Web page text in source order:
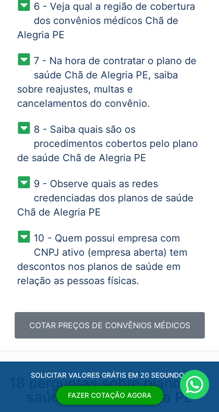
6 - Veja qual a região de cobertura
dos convênios médicos Chã de
Alegria PE
7 - Na hora de contratar o plano de
saúde Chã de Alegria PE, saiba
sobre reajustes, multas e
cancelamentos do convênio.
8 - Saiba quais são os
procedimentos cobertos pelo plano
de saúde Chã de Alegria PE
9 - Observe quais as redes
credenciadas dos planos de saúde
Chã de Alegria PE
10 - Quem possui empresa com
CNPJ ativo (empresa aberta) tem
descontos nos planos de saúde em
relação as pessoas físicas.
COTAR PREÇOS DE CONVÊNIOS MÉDICOS
18 perguntas sobre planos de
saúde Chã de Alegria PE
SOLICITAR VALORES GRÁTIS EM 20 SEGUNDOS
FAZER COTAÇÃO AGORA